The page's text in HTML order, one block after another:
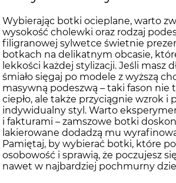
Wybierając botki ocieplane, warto
wysokość cholewki oraz rodzaj
filigranowej sylwetce świetnie
botkach na delikatnym obcasie,
lekkości każdej stylizacji. Jeśli masz
śmiało sięgaj po modele z wyższą
masywną podeszwą – taki fason nie
ciepło, ale także przyciągnie wzrok i
indywidualny styl. Warto
i fakturami – zamszowe botki
lakierowane dodadzą mu
Pamiętaj, by wybierać botki, które
osobowość i sprawią, że poczujesz
nawet w najbardziej pochmurny